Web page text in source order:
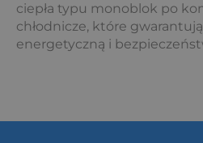
ciepła typu monoblok po
chłodnicze, które
energetyczną i